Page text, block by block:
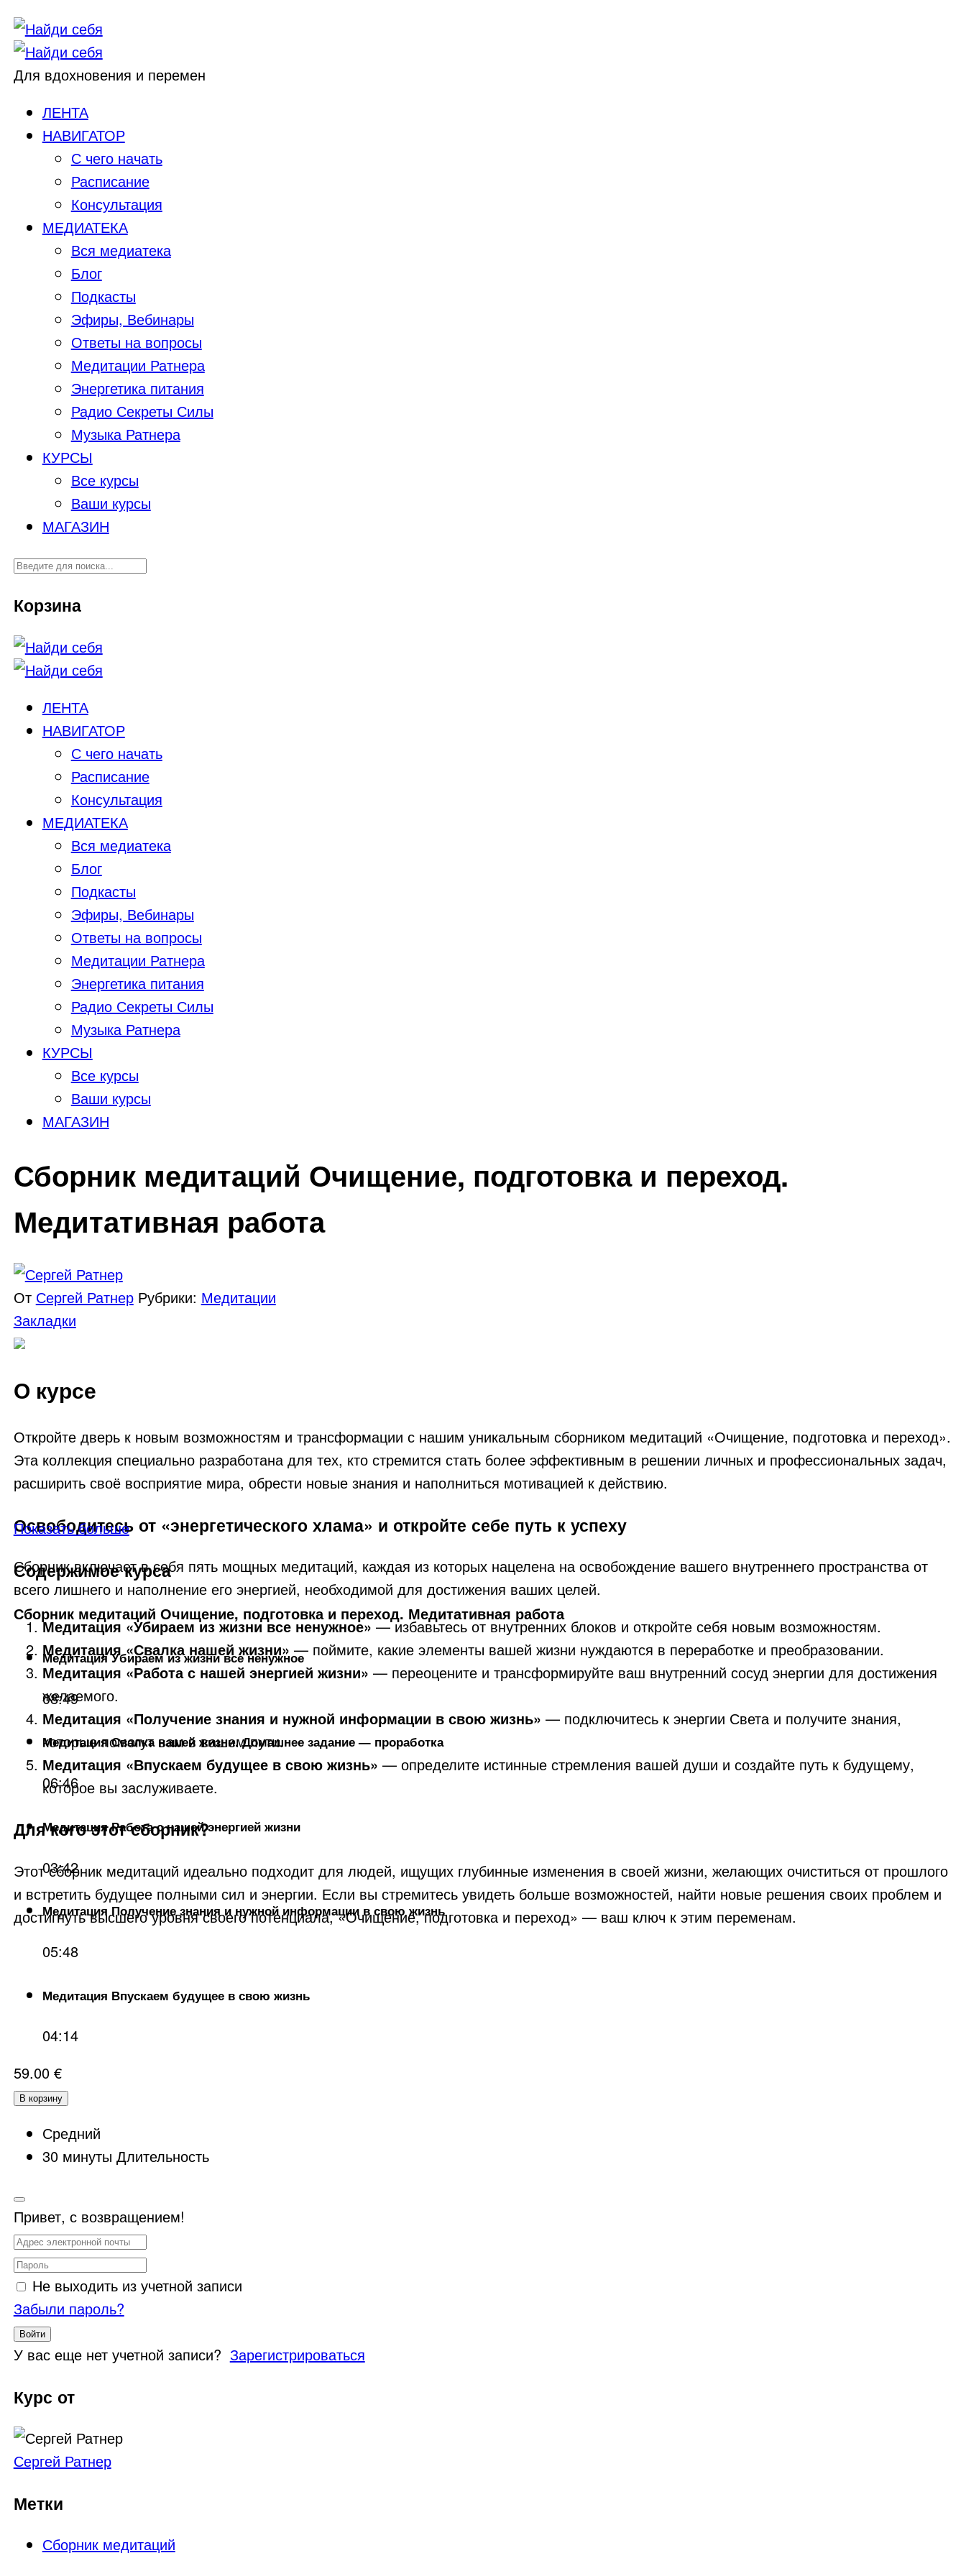
Для вдохновения и перемен
ЛЕНТА
НАВИГАТОР
С чего начать
Расписание
Консультация
МЕДИАТЕКА
Вся медиатека
Блог
Подкасты
Эфиры, Вебинары
Ответы на вопросы
Медитации Ратнера
Энергетика питания
Радио Секреты Силы
Музыка Ратнера
КУРСЫ
Все курсы
Ваши курсы
МАГАЗИН
Корзина
ЛЕНТА
НАВИГАТОР
С чего начать
Расписание
Консультация
МЕДИАТЕКА
Вся медиатека
Блог
Подкасты
Эфиры, Вебинары
Ответы на вопросы
Медитации Ратнера
Энергетика питания
Радио Секреты Силы
Музыка Ратнера
КУРСЫ
Все курсы
Ваши курсы
МАГАЗИН
Сборник медитаций Очищение, подготовка и переход.
Медитативная работа
От Сергей Ратнер Рубрики: Медитации
Закладки
О курсе
Откройте дверь к новым возможностям и трансформации с нашим уникальным сборником медитаций «Очищение, подготовка и переход».
Эта коллекция специально разработана для тех, кто стремится стать более эффективным в решении личных и профессиональных задач,
расширить своё восприятие мира, обрести новые знания и наполниться мотивацией к действию.
Освободитесь от «энергетического хлама» и откройте себе путь к успеху
Сборник включает в себя пять мощных медитаций, каждая из которых нацелена на освобождение вашего внутреннего пространства от
всего лишнего и наполнение его энергией, необходимой для достижения ваших целей.
Медитация «Убираем из жизни все ненужное»— избавьтесь от внутренних блоков и откройте себя новым возможностям.
Медитация «Свалка нашей жизни» — поймите, какие элементы вашей жизни нуждаются в переработке и преобразовании.
Медитация «Работа с нашей энергией жизни» — переоцените и трансформируйте ваш внутренний сосуд энергии для достижения
желаемого.
Медитация «Получение знания и нужной информации в свою жизнь» — подключитесь к энергии Света и получите знания,
которые помогут вам в вашем пути.
Медитация «Впускаем будущее в свою жизнь» — определите истинные стремления вашей души и создайте путь к будущему,
которое вы заслуживаете.
Для кого этот сборник?
Этот сборник медитаций идеально подходит для людей, ищущих глубинные изменения в своей жизни, желающих очиститься от прошлого
и встретить будущее полными сил и энергии. Если вы стремитесь увидеть больше возможностей, найти новые решения своих проблем и
достигнуть высшего уровня своего потенциала, «Очищение, подготовка и переход» — ваш ключ к этим переменам.
Показать больше
Содержимое курса
Сборник медитаций Очищение, подготовка и переход. Медитативная работа
Медитация Убираем из жизни все ненужное
08:49
Медитация Свалка нашей жизни. Домашнее задание — проработка
06:46
Медитация Работа с нашей энергией жизни
03:42
Медитация Получение знания и нужной информации в свою жизнь
05:48
Медитация Впускаем будущее в свою жизнь
04:14
59.00 €
В корзину
Средний
30минуты Длительность
Привет, с возвращением!
Не выходить из учетной записи
Забыли пароль?
Войти
У вас еще нет учетной записи? Зарегистрироваться
Курс от
Сергей Ратнер
Метки
Сборник медитаций